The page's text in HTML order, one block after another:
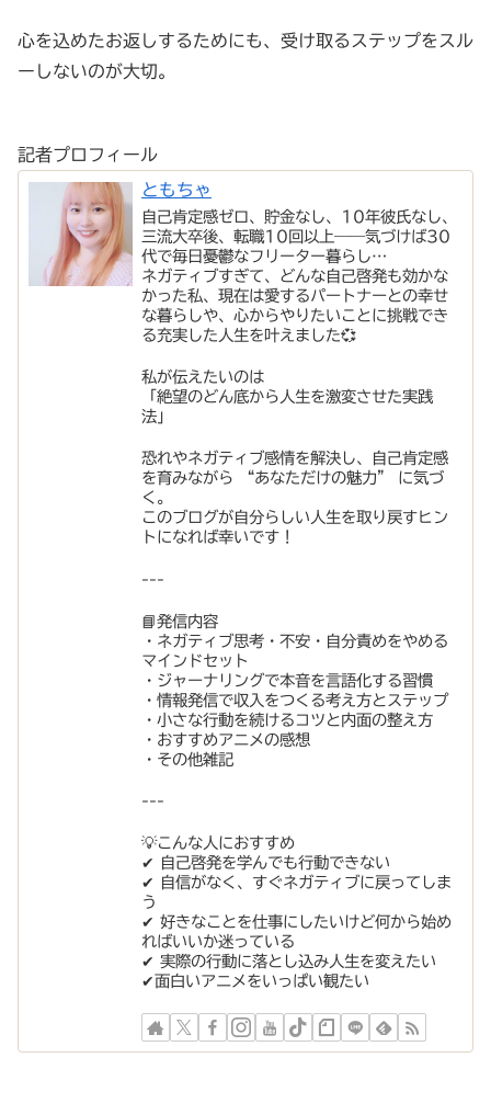
心を込めたお返しするためにも、受け取るステップをスル
ーしないのが大切。
記者プロフィール
ともちゃ
自己肯定感ゼロ、貯金なし、10年彼氏なし、
三流大卒後、転職10回以上――気づけば30
代で毎日憂鬱なフリーター暮らし…
ネガティブすぎて、どんな自己啓発も効かな
かった私、現在は愛するパートナーとの幸せ
な暮らしや、心からやりたいことに挑戦でき
る充実した人生を叶えました💞
私が伝えたいのは
「絶望のどん底から人生を激変させた実践
法」
恐れやネガティブ感情を解決し、自己肯定感
を育みながら “あなただけの魅力” に気づ
く。
このブログが自分らしい人生を取り戻すヒン
トになれば幸いです！
---
📘発信内容
・ネガティブ思考・不安・自分責めをやめる
マインドセット
・ジャーナリングで本音を言語化する習慣
・情報発信で収入をつくる考え方とステップ
・小さな行動を続けるコツと内面の整え方
・おすすめアニメの感想
・その他雑記
---
💡こんな人におすすめ
✔︎ 自己啓発を学んでも行動できない
✔︎ 自信がなく、すぐネガティブに戻ってしま
う
✔︎ 好きなことを仕事にしたいけど何から始め
ればいいか迷っている
✔︎ 実際の行動に落とし込み人生を変えたい
✔︎面白いアニメをいっぱい観たい